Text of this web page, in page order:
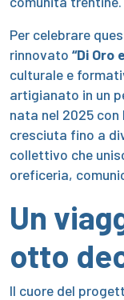
Per celebrare
rinnovato “Di Oro
culturale e
artigianato in un
nata nel 2025
cresciuta fino a
collettivo che
oreficeria,
Un
otto
Il cuore del